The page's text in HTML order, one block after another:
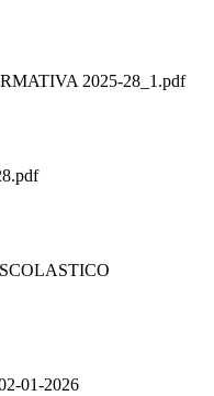
2025-28_1.pdf
01-2026